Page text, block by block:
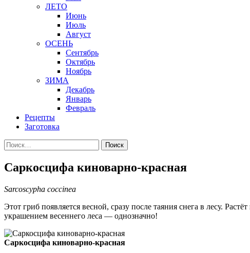
ЛЕТО
Июнь
Июль
Август
ОСЕНЬ
Сентябрь
Октябрь
Ноябрь
ЗИМА
Декабрь
Январь
Февраль
Рецепты
Заготовка
Найти:
Саркосцифа киноварно-красная
Sarcoscypha coccinea
Этот гриб появляется весной, сразу после таяния снега в лесу.
украшением весеннего леса — однозначно!
Саркосцифа киноварно-красная